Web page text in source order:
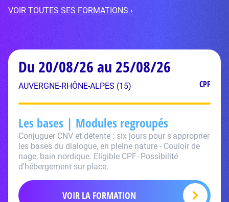
VOIR TOUTES SES FORMATIONS ›
Du 20/08/26 au 25/08/26
AUVERGNE-RHÔNE-ALPES (15) CPF
Les bases | Modules regroupés
Conjuguer CNV et détente : six jours pour s'approprier
les bases du dialogue, en pleine nature - Couloir de
nage, bain nordique. Eligible CPF- Possibilité
d'hébergement sur place.
VOIR LA FORMATION